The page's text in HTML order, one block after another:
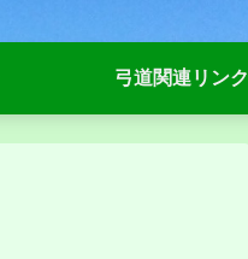
弓道関連リンク